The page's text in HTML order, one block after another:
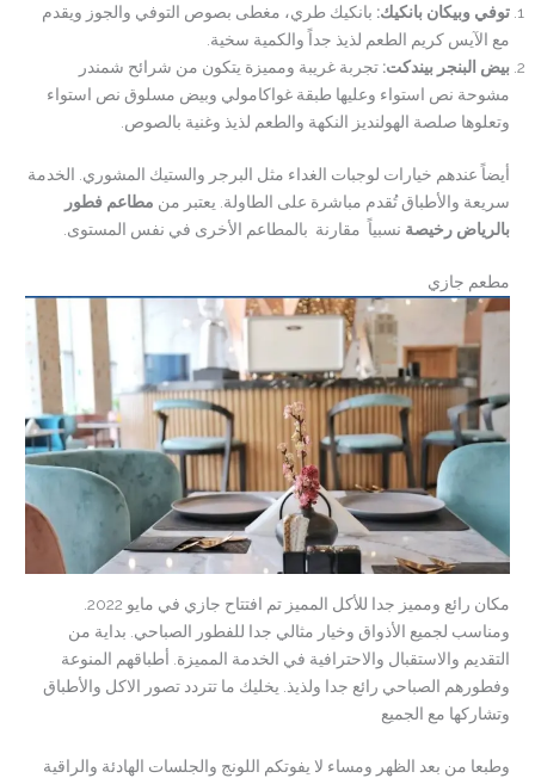
توفي وبيكان بانكيك: بانكيك طري، مغطى بصوص التوفي والجوز ويقدم
مع الآيس كريم الطعم لذيذ جداً والكمية سخية.
بيض البنجر بيندكت: تجربة غريبة ومميزة يتكون من شرائح شمندر
مشوحة نص استواء وعليها طبقة غواكامولي وبيض مسلوق نص استواء
وتعلوها صلصة الهولنديز النكهة والطعم لذيذ وغنية بالصوص.
أيضاً عندهم خيارات لوجبات الغداء مثل البرجر والستيك المشوري. الخدمة
سريعة والأطباق تُقدم مباشرة على الطاولة. يعتبر من مطاعم فطور
بالرياض رخيصة نسبياً مقارنة بالمطاعم الأخرى في نفس المستوى.
مطعم جازي
ومناسب لجميع الأذواق وخيار مثالي جدا للفطور الصباحي. بداية من
التقديم والاستقبال والاحترافية في الخدمة المميزة. أطباقهم المنوعة
وفطورهم الصباحي رائع جدا ولذيذ. يخليك ما تتردد تصور الاكل والأطباق
وتشاركها مع الجميع
وطبعا من بعد الظهر ومساء لا يفوتكم اللونج والجلسات الهادئة والراقية